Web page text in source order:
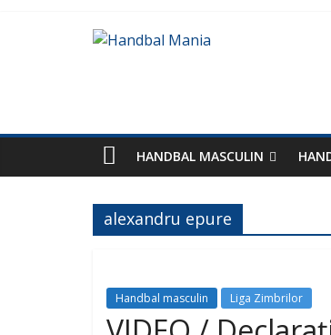
HANDBAL MASCULIN
alexandru epure
Handbal masculin Liga Zimbrilor